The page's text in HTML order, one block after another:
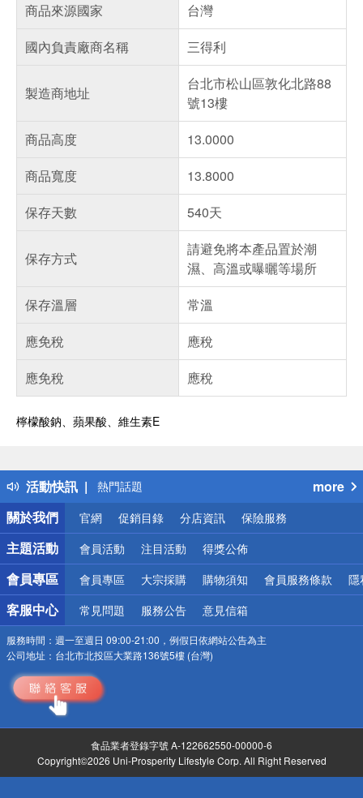
商品來源國家
台灣
國內負責廠商名稱
三得利
製造商地址
台北市松山區敦化北路88
號13樓
商品高度
13.0000
商品寬度
13.8000
保存天數
540天
保存方式
請避免將本產品置於潮
濕、高溫或曝曬等場所
保存溫層
常溫
應免稅
應稅
應免稅
應稅
檸檬酸鈉、蘋果酸、維生素E
活動快訊
得獎公告
熱門話題
銀行優惠
偏遠地區配送
詐騙網頁！請小心！
more
關於我們
官網 促銷目錄 分店資訊 保險服務
主題活動 會員活動 注目活動 得獎公佈
會員專區 會員專區 大宗採購 購物須知 會員服務條款 隱
客服中心 常見問題 服務公告 意見信箱
服務時間： 週一至週日 09:00-21:00，例假日依網站公告為主
公司地址： 台北市北投區大業路136號5樓 (台灣)
食品業者登錄字號 A-122662550-00000-6
Copyright©2026 Uni-Prosperity Lifestyle Corp. All Right Reserved